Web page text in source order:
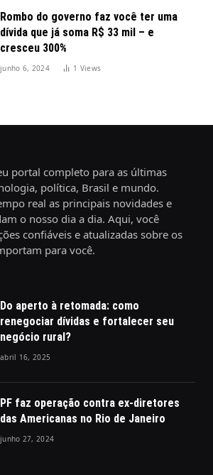
Rombo do governo faz você ter uma
dívida que já soma R$ 33 mil – e
cresceu 300%
junho 6, 2024 1 Views
portal completo para as últimas
política, Brasil e mundo.
real as principais novidades e
o nosso dia a dia. Aqui, você
confiáveis e atualizadas sobre os
para você.
Do aperto à retomada: como
renegociar dívidas e fortalecer seu
negócio rural?
abril 16, 2025
PF faz operação contra ex-diretores
das Americanas no Rio de Janeiro
junho 27, 2024